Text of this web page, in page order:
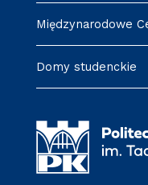
Międzynarodowe
Domy studenckie